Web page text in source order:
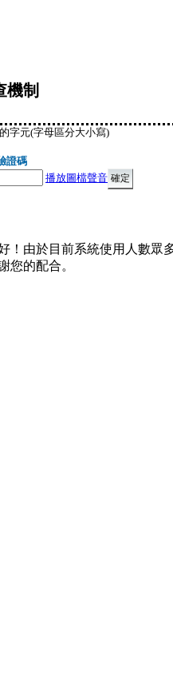
機制
字元(字母區分大小寫)
證碼
播放圖檔聲音
！由於目前系統使用人數眾
您的配合。